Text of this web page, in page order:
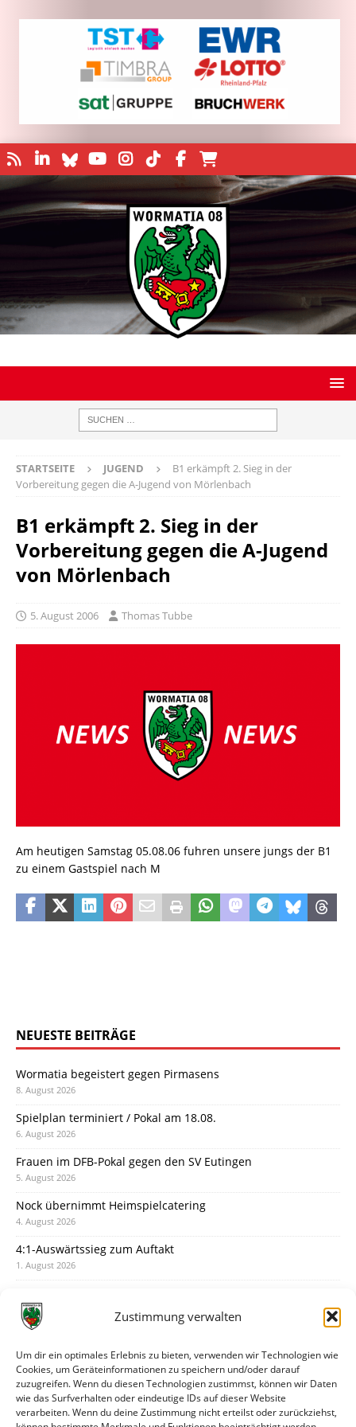
Zustimmung verwalten
Um dir ein optimales Erlebnis zu bieten, verwenden wir Technologien wie
Cookies, um Geräteinformationen zu speichern und/oder darauf
zuzugreifen. Wenn du diesen Technologien zustimmst, können wir Daten
wie das Surfverhalten oder eindeutige IDs auf dieser Website
verarbeiten. Wenn du deine Zustimmung nicht erteilst oder zurückziehst,
STARTSEITE JUGEND
B1 erkämpft 2. Sieg in der
Vorbereitung gegen die A-Jugend von Mörlenbach
B1 erkämpft 2. Sieg in der
Vorbereitung gegen die A-Jugend
von Mörlenbach
5. August 2006 Thomas Tubbe
Am heutigen Samstag 05.08.06 fuhren unsere jungs der B1
zu einem Gastspiel nach M
NEUESTE BEITRÄGE
Wormatia begeistert gegen Pirmasens
8. August 2026
Spielplan terminiert / Pokal am 18.08.
6. August 2026
Frauen im DFB-Pokal gegen den SV Eutingen
5. August 2026
Nock übernimmt Heimspielcatering
4. August 2026
4:1-Auswärtssieg zum Auftakt
1. August 2026
31. Juli 2026
30. Juli 2026
Deine Spielminute: 89+1
28. Juli 2026